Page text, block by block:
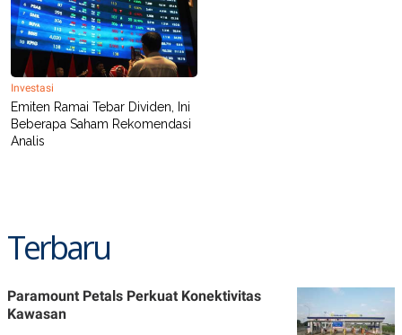
PEDOMAN
PEMBERITAAN
SIBER
PRIVACY
POLICY
Investasi
Emiten Ramai Tebar Dividen, Ini
Beberapa Saham Rekomendasi
Analis
Terbaru
Paramount Petals Perkuat Konektivitas
Kawasan